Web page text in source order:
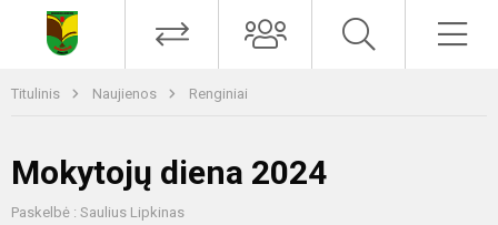
Titulinis Naujienos Renginiai
Mokytojų diena 2024
Paskelbė : Saulius Lipkinas